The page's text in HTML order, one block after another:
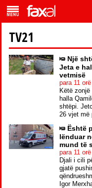
TV21
Një
Jeta e
vetmisë
para 11
Këtë
halla
shtëpi.
26 vjet më
Është
lënduar
mund të
para 11
Djali i cili
gjatë
Igor